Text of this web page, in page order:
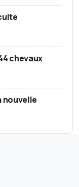
chevaux
nouvelle